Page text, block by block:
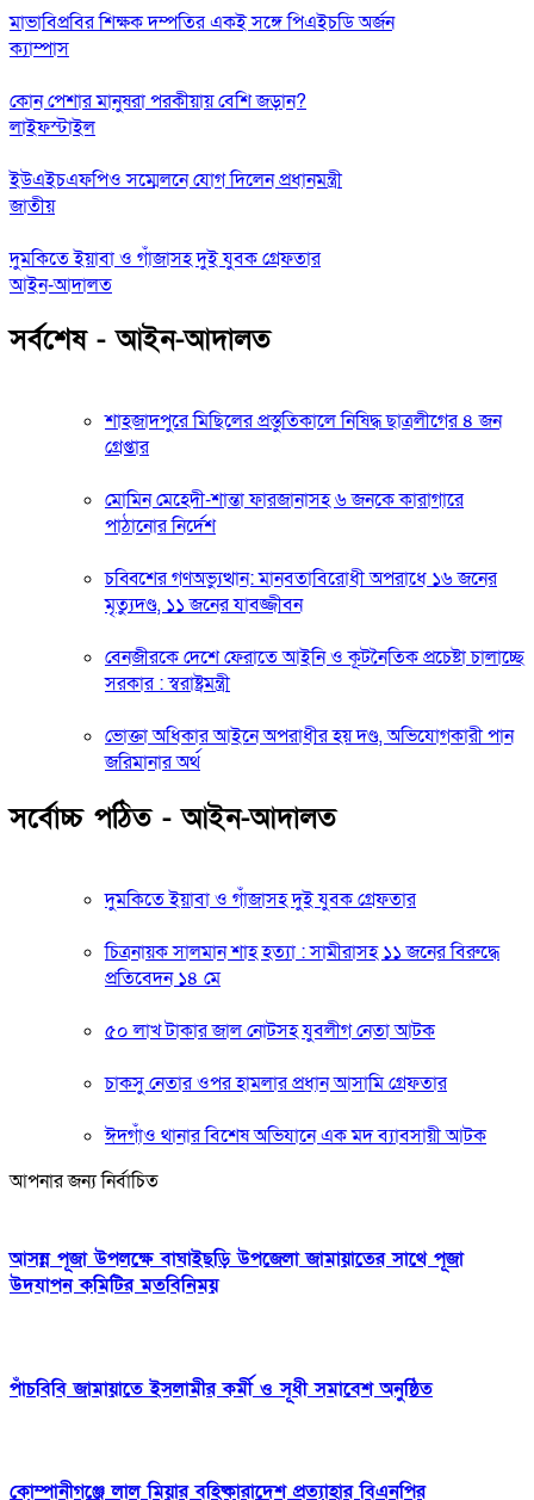
মাভাবিপ্রবির শিক্ষক দম্পতির একই সঙ্গে পিএইচডি অর্জন
ক্যাম্পাস
কোন পেশার মানুষরা পরকীয়ায় বেশি জড়ান?
লাইফস্টাইল
ইউএইচএফপিও সম্মেলনে যোগ দিলেন প্রধানমন্ত্রী
জাতীয়
দুমকিতে ইয়াবা ও গাঁজাসহ দুই যুবক গ্রেফতার
আইন-আদালত
সর্বশেষ - আইন-আদালত
শাহজাদপুরে মিছিলের প্রস্তুতিকালে নিষিদ্ধ ছাত্রলীগের ৪ জন
গ্রেপ্তার
মোমিন মেহেদী-শান্তা ফারজানাসহ ৬ জনকে কারাগারে
পাঠানোর নির্দেশ
চব্বিশের গণঅভ্যুত্থান: মানবতাবিরোধী অপরাধে ১৬ জনের
মৃত্যুদণ্ড, ১১ জনের যাবজ্জীবন
বেনজীরকে দেশে ফেরাতে আইনি ও কূটনৈতিক প্রচেষ্টা চালাচ্ছে
সরকার : স্বরাষ্ট্রমন্ত্রী
ভোক্তা অধিকার আইনে অপরাধীর হয় দণ্ড, অভিযোগকারী পান
জরিমানার অর্থ
সর্বোচ্চ পঠিত - আইন-আদালত
দুমকিতে ইয়াবা ও গাঁজাসহ দুই যুবক গ্রেফতার
চিত্রনায়ক সালমান শাহ হত্যা : সামীরাসহ ১১ জনের বিরুদ্ধে
প্রতিবেদন ১৪ মে
৫০ লাখ টাকার জাল নোটসহ যুবলীগ নেতা আটক
চাকসু নেতার ওপর হামলার প্রধান আসামি গ্রেফতার
ঈদগাঁও থানার বিশেষ অভিযানে এক মদ ব্যাবসায়ী আটক
আপনার জন্য নির্বাচিত
আসন্ন পূজা উপলক্ষে বাঘাইছড়ি উপজেলা জামায়াতের সাথে পূজা
উদযাপন কমিটির মতবিনিময়
পাঁচবিবি জামায়াতে ইসলামীর কর্মী ও সূধী সমাবেশ অনুষ্ঠিত
কোম্পানীগঞ্জে লাল মিয়ার বহিষ্কারাদেশ প্রত্যাহার বিএনপির